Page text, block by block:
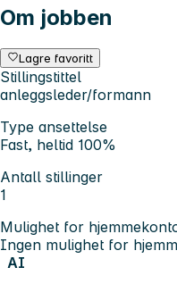
Om jobben
Lagre favoritt
Stillingstittel
anleggsleder/formann
Type ansettelse
Fast, heltid 100%
Antall stillinger
1
Mulighet for
Ingen mulighet for
AI